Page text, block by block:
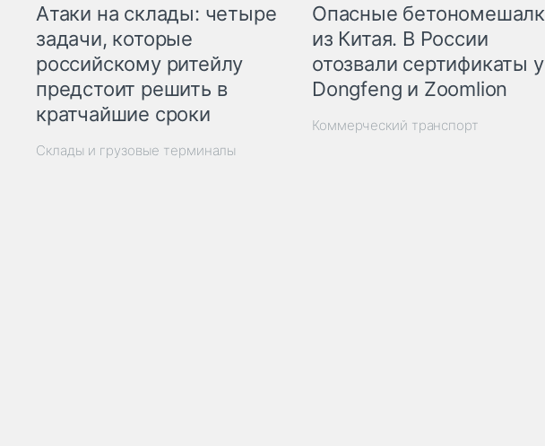
Атаки на склады: четыре
задачи, которые
российскому ритейлу
предстоит решить в
кратчайшие сроки
Склады и грузовые терминалы
Опасные
из Китая. В России
отозвали сертификаты у
Dongfeng и Zoomlion
Коммерческий транспорт